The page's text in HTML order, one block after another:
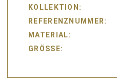
KOLLEKTION
REFERENZNUMMER
MATERIAL
GRÖSSE